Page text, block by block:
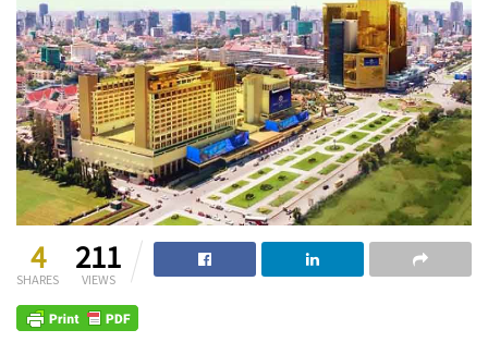
4
SHARES
211
VIEWS